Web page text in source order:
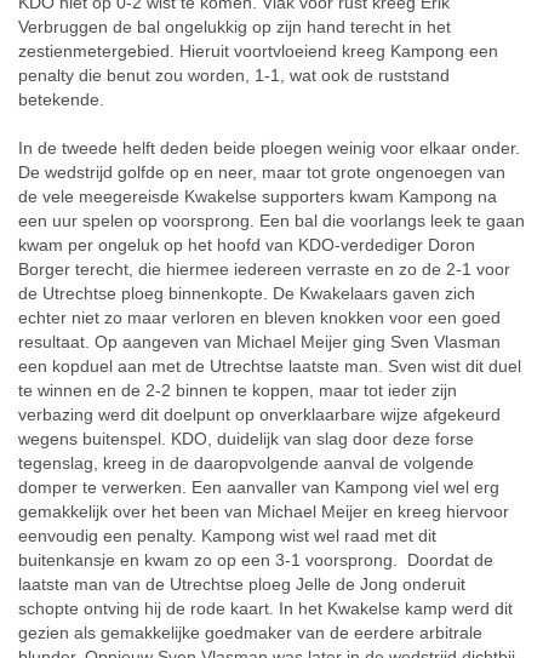
Verbruggen de bal ongelukkig op zijn hand terecht in het
zestienmetergebied. Hieruit voortvloeiend kreeg Kampong een
penalty die benut zou worden, 1-1, wat ook de ruststand
betekende.
In de tweede helft deden beide ploegen weinig voor elkaar onder.
De wedstrijd golfde op en neer, maar tot grote ongenoegen van
de vele meegereisde Kwakelse supporters kwam Kampong na
een uur spelen op voorsprong. Een bal die voorlangs leek te gaan
kwam per ongeluk op het hoofd van KDO-verdediger Doron
Borger terecht, die hiermee iedereen verraste en zo de 2-1 voor
de Utrechtse ploeg binnenkopte. De Kwakelaars gaven zich
echter niet zo maar verloren en bleven knokken voor een goed
resultaat. Op aangeven van Michael Meijer ging Sven Vlasman
een kopduel aan met de Utrechtse laatste man. Sven wist dit duel
te winnen en de 2-2 binnen te koppen, maar tot ieder zijn
verbazing werd dit doelpunt op onverklaarbare wijze afgekeurd
wegens buitenspel. KDO, duidelijk van slag door deze forse
tegenslag, kreeg in de daaropvolgende aanval de volgende
domper te verwerken. Een aanvaller van Kampong viel wel erg
gemakkelijk over het been van Michael Meijer en kreeg hiervoor
eenvoudig een penalty. Kampong wist wel raad met dit
buitenkansje en kwam zo op een 3-1 voorsprong. Doordat de
laatste man van de Utrechtse ploeg Jelle de Jong onderuit
schopte ontving hij de rode kaart. In het Kwakelse kamp werd dit
gezien als gemakkelijke goedmaker van de eerdere arbitrale